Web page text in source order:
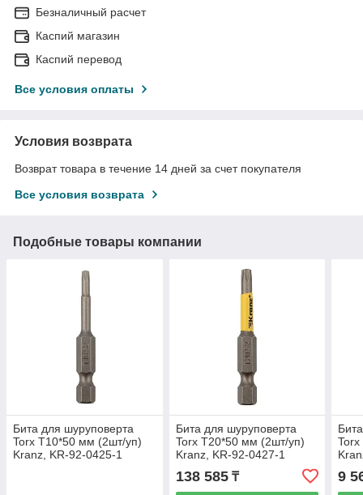
Безналичный расчет
Каспий магазин
Каспий перевод
Все условия оплаты
Условия возврата
Возврат товара в течение 14 дней за счет покупателя
Все условия возврата
Подобные товары компании
Бита для шуруповерта
Torx T10*50 мм (2шт/уп)
Kranz, KR-92-0425-1
Бита для шуруповерта
Torx T20*50 мм (2шт/уп)
Kranz, KR-92-0427-1
138 585₸ 9